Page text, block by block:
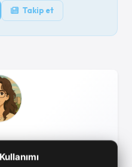
Takip et
oyunlarını tutkuyla